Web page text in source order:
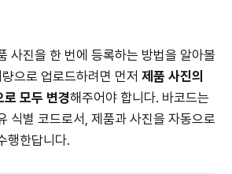
사진을 한 번에 등록하는 방법을 알아볼
으로 업로드하려면 먼저 제품 사진의
모두 변경해주어야 합니다. 바코드는
식별 코드로서, 제품과 사진을 자동으로
행한답니다.